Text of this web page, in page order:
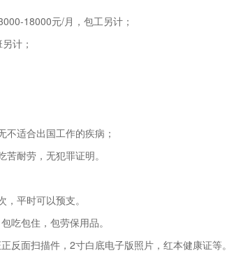
18000元/月，包工另计；
计；
适合出国工作的疾病；
耐劳，无犯罪证明。
平时可以预支。
吃包住，包劳保用品。
反面扫描件，2寸白底电子版照片，红本健康证等。